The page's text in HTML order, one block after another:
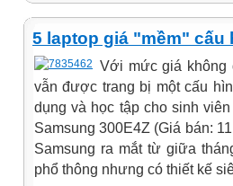
5 laptop giá "mềm" cấu
Với mức giá không
vẫn được trang bị một cấu
dụng và học tập cho sinh
Samsung 300E4Z (Giá bán:
Samsung ra mắt từ giữa
phổ thông nhưng có thiết kế